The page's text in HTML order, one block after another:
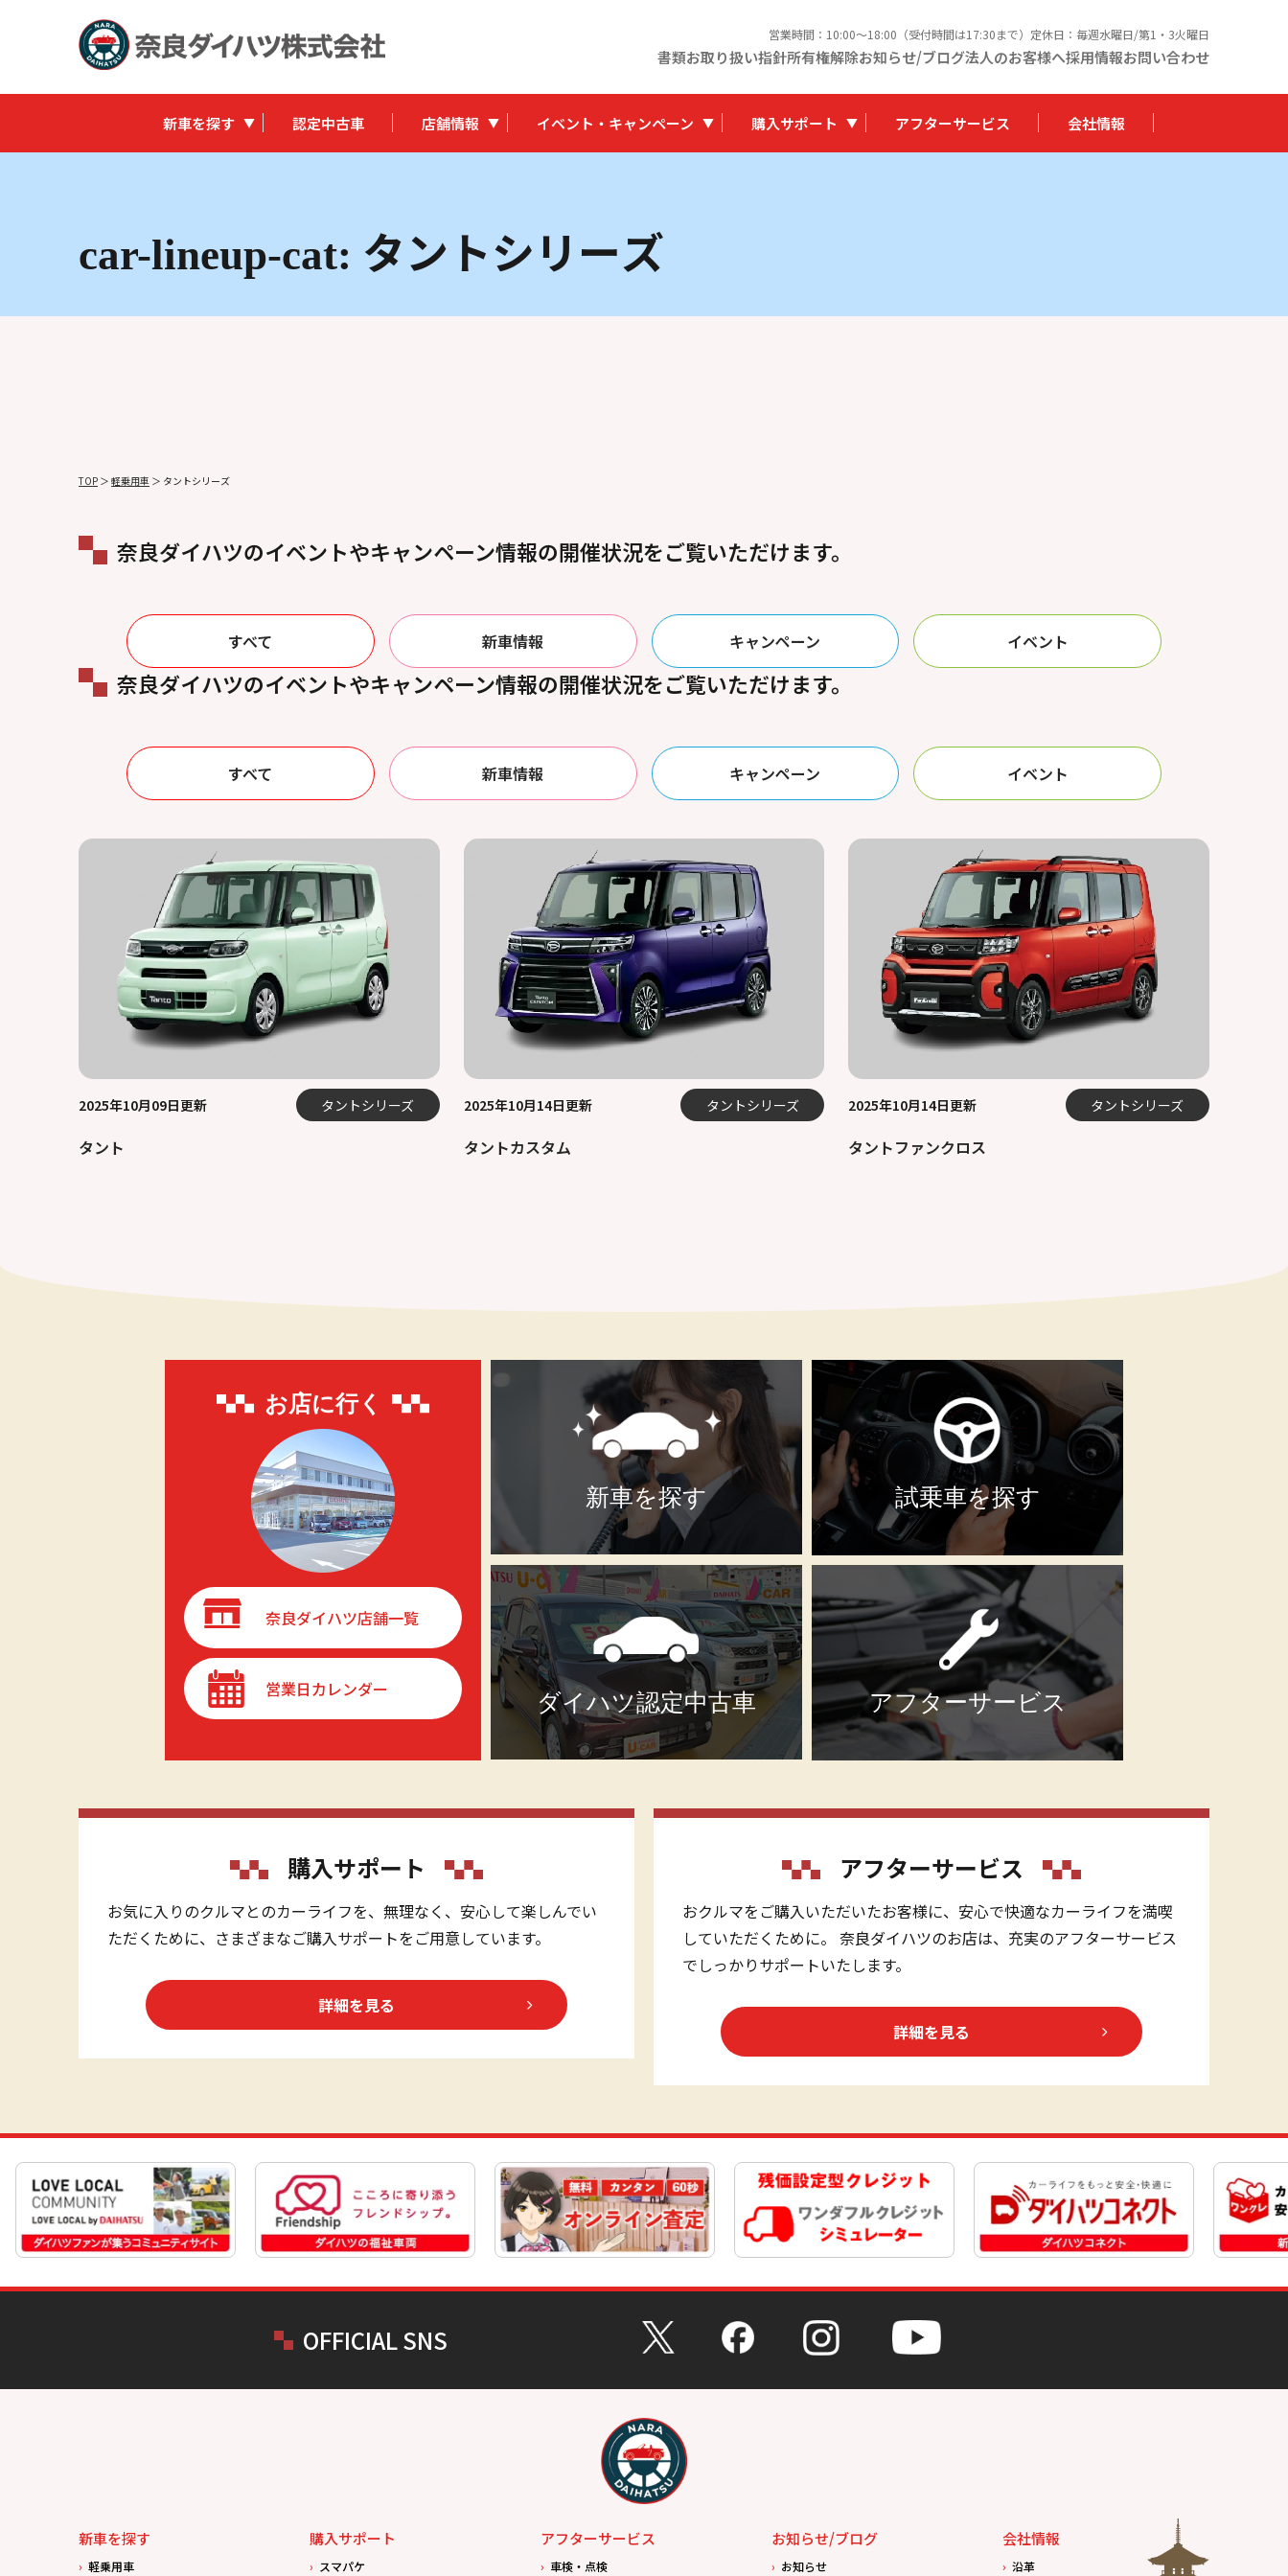
営業時間：10:00〜18:00（受付時間は17:30まで）定休日：毎週水曜日/第1・3火曜日
書類お取り扱い指針所有権解除お知らせ/ブログ法人のお客様へ採用情報お問い合わせ
新車を探す 認定中古車 店舗情報 イベント・キャンペーン 購入サポート アフターサービス 会社情報
car-lineup-cat: タントシリーズ
TOP ＞ 軽乗用車 ＞ タントシリーズ
奈良ダイハツのイベントやキャンペーン情報の開催状況をご覧いただけます。
すべて 新車情報 キャンペーン イベント
奈良ダイハツのイベントやキャンペーン情報の開催状況をご覧いただけます。
すべて 新車情報 キャンペーン イベント
2025年10月09日更新 タントシリーズ
タント
2025年10月14日更新 タントシリーズ
タントカスタム
2025年10月14日更新 タントシリーズ
タントファンクロス
お店に行く
奈良ダイハツ店舗一覧
営業日カレンダー
新車を探す 試乗車を探す
ダイハツ認定中古車 アフターサービス
購入サポート
お気に入りのクルマとのカーライフを、無理なく、安心して楽しんでい
ただくために、さまざまなご購入サポートをご用意しています。
詳細を見る
アフターサービス
おクルマをご購入いただいたお客様に、安心で快適なカーライフを満喫
していただくために。 奈良ダイハツのお店は、充実のアフターサービス
でしっかりサポートいたします。
詳細を見る
OFFICIAL SNS
新車を探す
軽乗用車
購入サポート
スマパケ
アフターサービス
車検・点検
お知らせ/ブログ
お知らせ
会社情報
沿革